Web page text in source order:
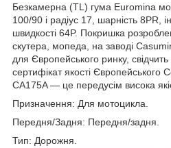
Безкамерна (TL) гума Euromina
100/90 і радіус 17, шарність 8PR,
швидкості 64P. Покришка
скутера, мопеда, на заводі
для Європейського ринку,
сертифікат якості
CA175A — це передусім висока
Призначення: Для мотоцикла.
Передня/Задня: Передня/задня.
Тип: Дорожня.